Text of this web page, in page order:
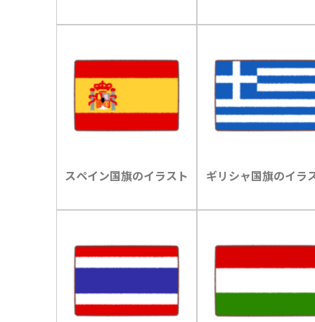
スペイン国旗のイラスト ギリシャ国旗のイラ